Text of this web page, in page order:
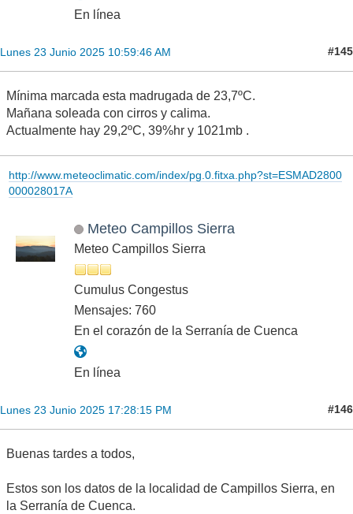
En línea
Lunes 23 Junio 2025 10:59:46 AM #145
Mínima marcada esta madrugada de 23,7ºC.
Mañana soleada con cirros y calima.
Actualmente hay 29,2ºC, 39%hr y 1021mb .
http://www.meteoclimatic.com/index/pg.0.fitxa.php?st=ESMAD2800
000028017A
Meteo Campillos Sierra
Meteo Campillos Sierra
Cumulus Congestus
Mensajes: 760
En el corazón de la Serranía de Cuenca
En línea
Lunes 23 Junio 2025 17:28:15 PM #146
Buenas tardes a todos,
Estos son los datos de la localidad de Campillos Sierra, en
la Serranía de Cuenca.